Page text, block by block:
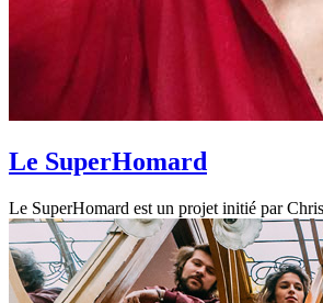
Le SuperHomard
Le SuperHomard est un projet initié par